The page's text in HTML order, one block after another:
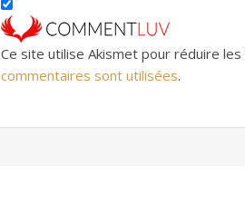
Ce site utilise Akismet pour réduire les
commentaires sont utilisées.